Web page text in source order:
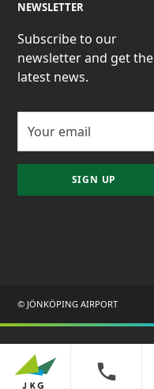
NEWSLETTER
Subscribe to our
newsletter and get the
latest news.
SIGN UP
© JÖNKÖPING AIRPORT